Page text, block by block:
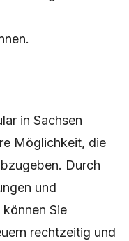
in Sachsen
Möglichkeit, die
Durch
und
Sie
rechtzeitig und